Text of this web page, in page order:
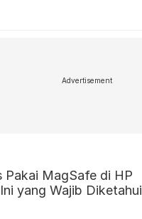
Advertisement
Pakai MagSafe di HP
yang Wajib Diketahui